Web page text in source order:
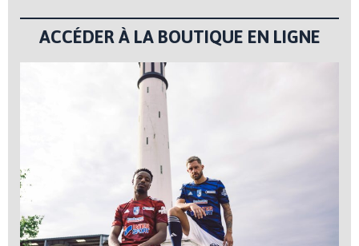
ACCÉDER À LA BOUTIQUE EN LIGNE